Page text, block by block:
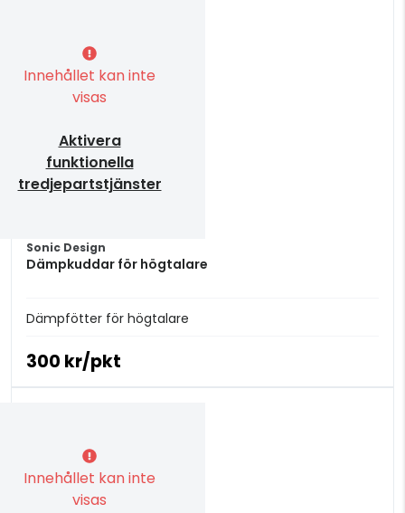
Innehållet kan inte
visas
Aktivera
funktionella
tredjepartstjänster
Sonic Design
Dämpkuddar för högtalare
Dämpfötter för högtalare
300 kr/pkt
Innehållet kan inte
visas